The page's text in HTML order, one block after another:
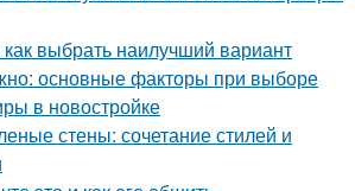
выбрать наилучший вариант
основные факторы при выборе
в новостройке
стены: сочетание стилей и